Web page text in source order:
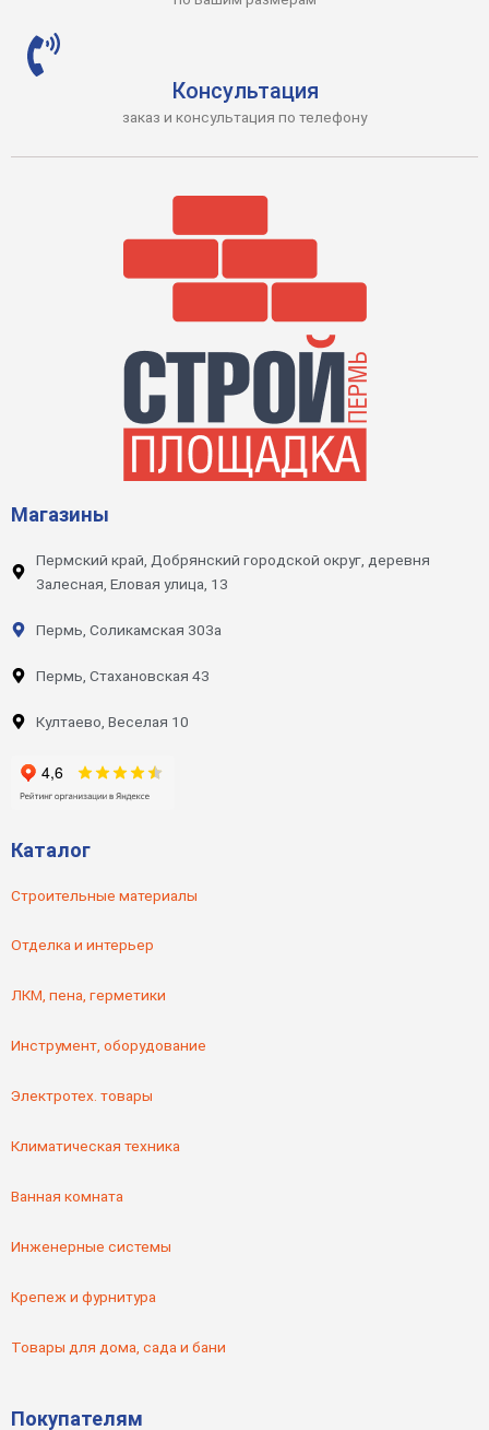
Консультация
заказ и консультация по телефону
Магазины
Пермский край, Добрянский городской округ, деревня
Залесная, Еловая улица, 13
Пермь, Соликамская 303а
Пермь, Стахановская 43
Култаево, Веселая 10
Каталог
Строительные материалы
Отделка и интерьер
ЛКМ, пена, герметики
Инструмент, оборудование
Электротех. товары
Климатическая техника
Ванная комната
Инженерные системы
Крепеж и фурнитура
Товары для дома, сада и бани
Покупателям